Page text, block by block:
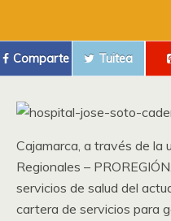
Comparte Tuitea
Cajamarca, a través de la
Regionales –
servicios de salud del
cartera de servicios para